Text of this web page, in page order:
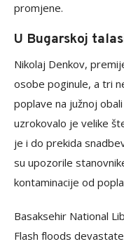
promjene.
U Bugarskoj
Nikolaj Denkov,
osobe poginule, a tri
poplave na južnoj
uzrokovalo je velike
je i do prekida
su upozorile
kontaminacije od
Basaksehir National
Flash floods